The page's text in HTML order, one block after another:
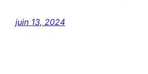
juin 13, 2024